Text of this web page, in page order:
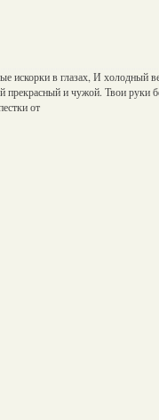
в глазах, И холодный
прекрасный и чужой. Твои руки
от